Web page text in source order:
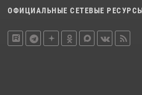
ОФИЦИАЛЬНЫЕ СЕТЕВЫЕ